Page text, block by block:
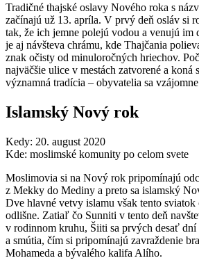
Tradičné thajské oslavy Nového roka s
začínajú už 13. apríla. V prvý deň osláv si
tak, že ich jemne polejú vodou a venujú im
je aj návšteva chrámu, kde Thajčania
znak očisty od minuloročných hriechov.
najväčšie ulice v mestách zatvorené a koná
významná tradícia – obyvatelia sa
Islamský Nový rok
Kedy: 20. august 2020
Kde: moslimské komunity po celom svete
Moslimovia si na Nový rok pripomínajú
z Mekky do Mediny a preto sa islamský
Dve hlavné vetvy islamu však tento sviatok
odlišne. Zatiaľ čo Sunniti v tento deň
v rodinnom kruhu, Šiiti sa prvých desať dní
a smútia, čím si pripomínajú zavraždenie
Mohameda a bývalého kalifa Alího.